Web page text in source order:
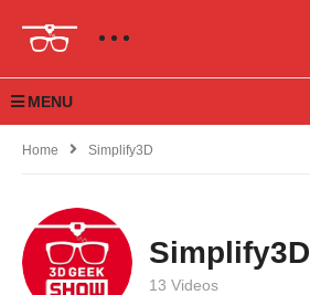
MENU
Home Simplify3D
Simplify3D
13 Videos